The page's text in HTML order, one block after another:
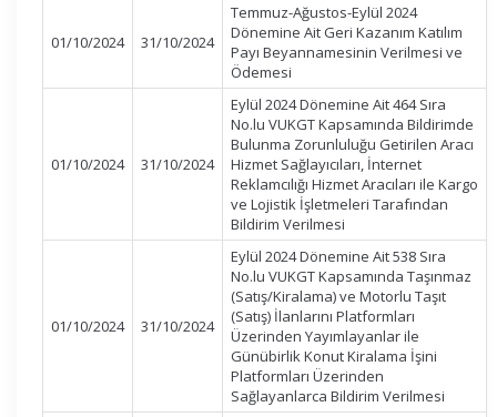
01/10/2024 31/10/2024
Temmuz-Ağustos-Eylül 2024
Dönemine Ait Geri Kazanım Katılım
Payı Beyannamesinin Verilmesi ve
Ödemesi
01/10/2024 31/10/2024
Eylül 2024 Dönemine Ait 464 Sıra
No.lu VUKGT Kapsamında Bildirimde
Bulunma Zorunluluğu Getirilen Aracı
Hizmet Sağlayıcıları, İnternet
Reklamcılığı Hizmet Aracıları ile Kargo
ve Lojistik İşletmeleri Tarafından
Bildirim Verilmesi
01/10/2024 31/10/2024
Eylül 2024 Dönemine Ait 538 Sıra
No.lu VUKGT Kapsamında Taşınmaz
(Satış/Kiralama) ve Motorlu Taşıt
(Satış) İlanlarını Platformları
Üzerinden Yayımlayanlar ile
Günübirlik Konut Kiralama İşini
Platformları Üzerinden
Sağlayanlarca Bildirim Verilmesi